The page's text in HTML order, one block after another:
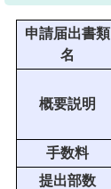
申請届出書類
名
概要説明
手数料
提出部数